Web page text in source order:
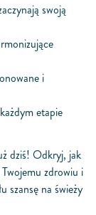
swoją
i
etapie
dziś! Odkryj, jak
zdrowiu i
szansę na świeży